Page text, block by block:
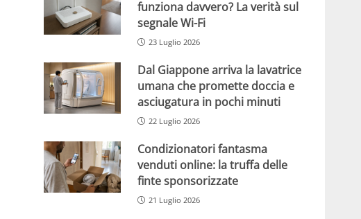
funziona davvero? La verità sul
segnale Wi-Fi
23 Luglio 2026
Dal Giappone arriva la lavatrice
umana che promette doccia e
asciugatura in pochi minuti
22 Luglio 2026
Condizionatori fantasma
venduti online: la truffa delle
finte sponsorizzate
21 Luglio 2026